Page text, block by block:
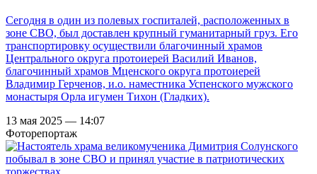
Сегодня в один из полевых госпиталей, расположенных в
зоне СВО, был доставлен крупный гуманитарный груз. Его
транспортировку осуществили благочинный храмов
Центрального округа протоиерей Василий Иванов,
благочинный храмов Мценского округа протоиерей
Владимир Герченов, и.о. наместника Успенского мужского
монастыря Орла игумен Тихон (Гладких).
13 мая 2025 — 14:07
Фоторепортаж